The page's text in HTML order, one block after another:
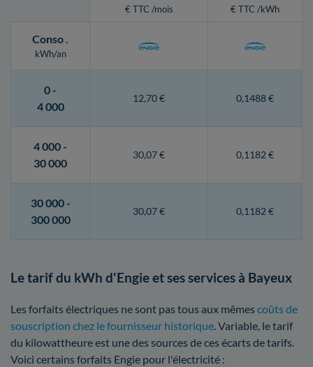
€ TTC /mois € TTC /kWh
Conso.
kWh/an
0 -
4 000
12,70 € 0,1488 €
4 000 -
30 000
30,07 € 0,1182 €
30 000 -
300 000
30,07 € 0,1182 €
Le tarif du kWh d'Engie et ses services à Bayeux
Les forfaits électriques ne sont pas tous aux mêmes coûts de
souscription chez le fournisseur historique. Variable, le tarif
du kilowattheure est une des sources de ces écarts de tarifs.
Voici certains forfaits Engie pour l'électricité :